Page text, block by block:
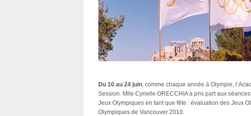
Du 10 au 24 juin, comme chaque année à Olympie,
Session. Mlle Cyrielle ORECCHIA a pris part aux
Jeux Olympiques en tant que fête : évaluation des Jeux
Olympiques de Vancouver 2010.